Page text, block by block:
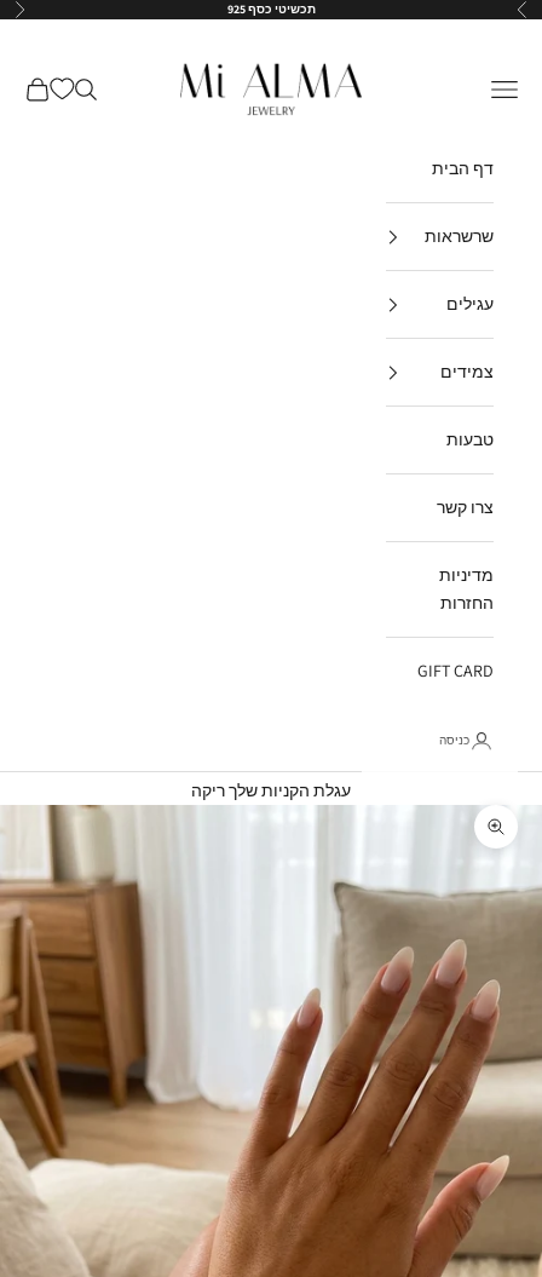
דילוג לתוכן
הקודם תכשיטי כסף 925 הבא
Mi-Alma-il
תפריט חיפוש עגלת
דף הבית
שרשראות
עגילים
צמידים
טבעות
צרו קשר
מדיניות
החזרות
GIFT CARD
כניסה
עגלת הקניות שלך ריקה
תקריב